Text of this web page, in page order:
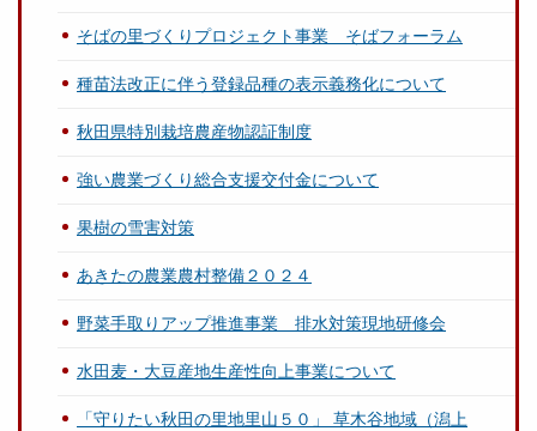
そばの里づくりプロジェクト事業 そばフォーラム
種苗法改正に伴う登録品種の表示義務化について
秋田県特別栽培農産物認証制度
強い農業づくり総合支援交付金について
果樹の雪害対策
あきたの農業農村整備２０２４
野菜手取りアップ推進事業 排水対策現地研修会
水田麦・大豆産地生産性向上事業について
「守りたい秋田の里地里山５０」 草木谷地域（潟上